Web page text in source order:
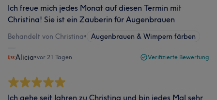
Ich freue mich jedes Monat auf diesen Termin mit
Christina! Sie ist ein Zauberin für Augenbrauen
Behandelt von Christina• Augenbrauen & Wimpern färben
Alicia•vor 21 Tagen Verifizierte Bewertung
Ich gehe seit Jahren zu Christina und bin jedes Mal sehr